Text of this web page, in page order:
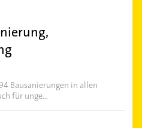
Bausanierungen in allen
für unge...